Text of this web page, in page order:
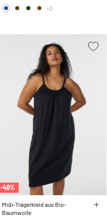
+2
-40%
Midi-Trägerkleid aus Bio-
Baumwolle